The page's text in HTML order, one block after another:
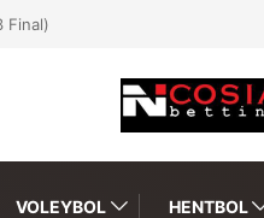
Final)
VOLEYBOL HENTBOL